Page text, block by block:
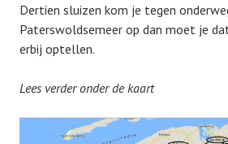
Dertien sluizen kom je tegen
Paterswoldsemeer op dan moet je
erbij optellen.
Lees verder onder de kaart